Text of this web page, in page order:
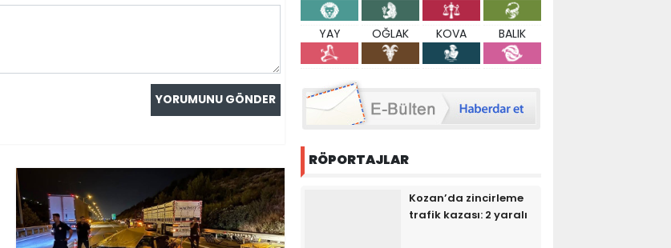
YAY OĞLAK KOVA BALIK
RÖPORTAJLAR
Kozan’da zincirleme
trafik kazası: 2 yaralı